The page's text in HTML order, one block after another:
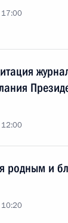
17:00
12:00
родным и
10:20